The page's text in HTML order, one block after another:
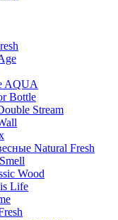
AQUA
Bottle
Stream
Natural Fresh
Wood
Life